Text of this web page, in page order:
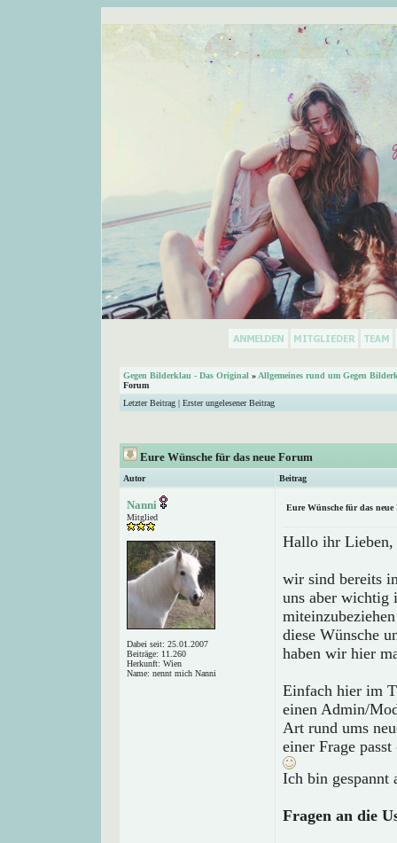
Gegen Bilderklau - Das Original » Allgemeines rund um Gegen
Forum
Letzter Beitrag | Erster ungelesener Beitrag
Eure Wünsche für das neue Forum
Autor Beitrag
Nanni
Mitglied
Dabei seit: 25.01.2007
Beiträge: 11.260
Herkunft: Wien
Name: nennt mich Nanni
Eure Wünsche für das neue
Hallo ihr Lieben,
wir sind bereits
uns aber wichtig
diese Wünsche
haben wir hier
Einfach hier im
einen Admin/
Art rund ums
einer Frage
Ich bin gespannt
Fragen an die